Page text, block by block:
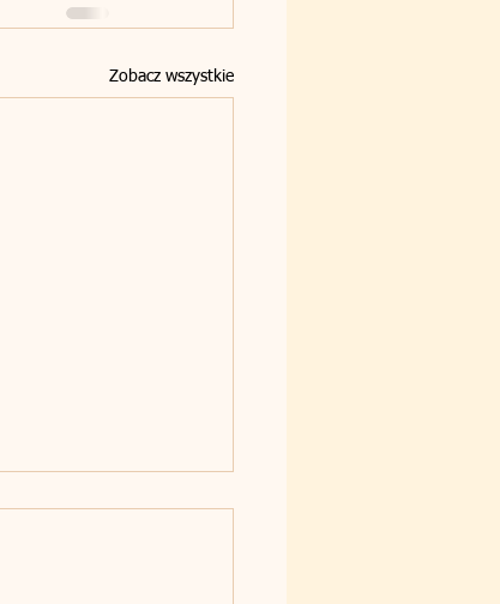
Zobacz wszystkie